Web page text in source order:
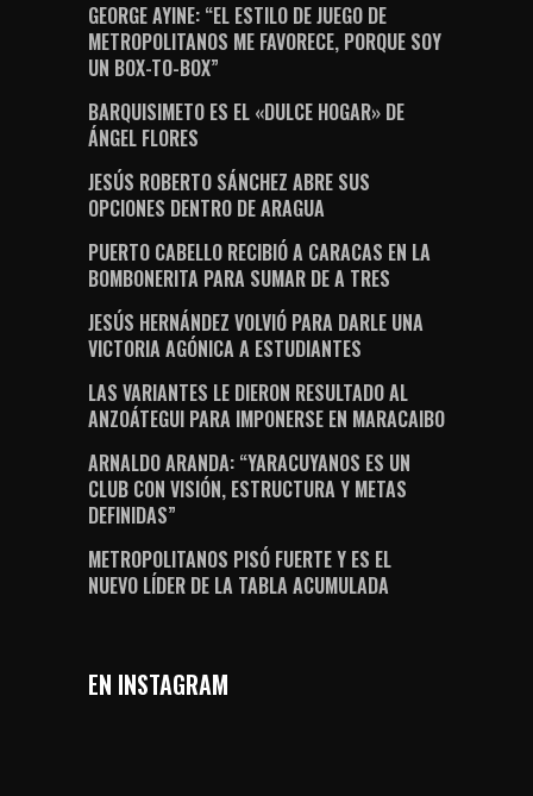
GEORGE AYINE: “EL ESTILO DE JUEGO DE
METROPOLITANOS ME FAVORECE, PORQUE SOY
UN BOX-TO-BOX”
BARQUISIMETO ES EL «DULCE HOGAR» DE
ÁNGEL FLORES
JESÚS ROBERTO SÁNCHEZ ABRE SUS
OPCIONES DENTRO DE ARAGUA
PUERTO CABELLO RECIBIÓ A CARACAS EN LA
BOMBONERITA PARA SUMAR DE A TRES
JESÚS HERNÁNDEZ VOLVIÓ PARA DARLE UNA
VICTORIA AGÓNICA A ESTUDIANTES
LAS VARIANTES LE DIERON RESULTADO AL
ANZOÁTEGUI PARA IMPONERSE EN MARACAIBO
ARNALDO ARANDA: “YARACUYANOS ES UN
CLUB CON VISIÓN, ESTRUCTURA Y METAS
DEFINIDAS”
METROPOLITANOS PISÓ FUERTE Y ES EL
NUEVO LÍDER DE LA TABLA ACUMULADA
EN INSTAGRAM